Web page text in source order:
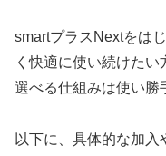
smartプラスNextをは
く快適に使い続けた
選べる仕組みは使い勝
以下に、具体的な加